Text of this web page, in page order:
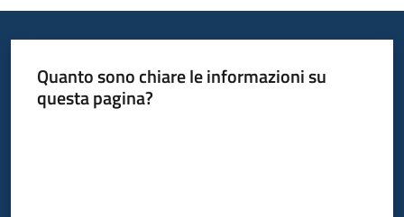
Quanto sono chiare le informazioni su
questa pagina?